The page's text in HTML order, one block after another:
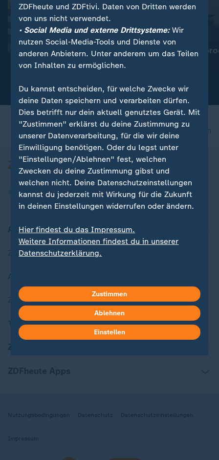
Für Reisende aus Italien
Spanien führt
Grenzkontrollen ein
Wassermangel im Po
Italien:
nach oben
Aktuell bei ZDFheute
Zuletzt veröffentlicht
ZDFheute Stories
Themen im Überblick
Nutzungsbedingungen Datenschutz Datenschutzeinstellungen
Impressum
ZDFheute und ZDFtivi. Daten von Dritten werden
von uns nicht verwendet.
• Social Media und externe Drittsysteme:Wir
nutzen Social-Media-Tools und Dienste von
anderen Anbietern. Unter anderem um das Teilen
von Inhalten zu ermöglichen.
Du kannst entscheiden, für welche Zwecke wir
deine Daten speichern und verarbeiten dürfen.
Dies betrifft nur dein aktuell genutztes Gerät. Mit
"Zustimmen" erklärst du deine Zustimmung zu
unserer Datenverarbeitung, für die wir deine
Einwilligung benötigen. Oder du legst unter
"Einstellungen/Ablehnen" fest, welchen
Zwecken du deine Zustimmung gibst und
welchen nicht. Deine Datenschutzeinstellungen
kannst du jederzeit mit Wirkung für die Zukunft
in deinen Einstellungen widerrufen oder ändern.
Hier findest du das Impressum.
Weitere Informationen findest du in unserer
Datenschutzerklärung.
Zustimmen
Ablehnen
Einstellen